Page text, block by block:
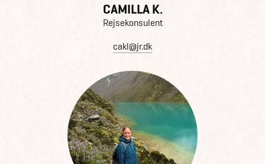
CAMILLA K.
Rejsekonsulent
cakl@jr.dk